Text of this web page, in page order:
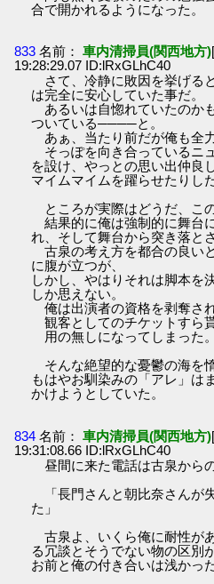
合で開かれるようになった。
833 名前： 車内清掃員(関西地方)
19:28:29.07 ID:lRxGLhC40
さて、冷静に敗因を挙げる
は完全に安心していた事だ。
あるいは自惚れていたのか
ついている────と。
あぁ、当たり前だが俺も全
そっぽを向き合っているニ
を設け、やっとの思い出仲良
マイムマイムを躍らせたりした
ところが実際はどうだ、こ
結果的に俺は強制的に舞台
れ、そして舞台から突き落と
古泉の考え方を都合の良い
に腹が立つが、
しかし、やはりそれは脚本を
しか思えない。
俺は出演者の資格を剥奪され
観客としてのチケットすら
用の無しになってしまった。
そんな絶望的な憂鬱の海を
もはやお馴染みの「アレ」は
かけようとしていた。
834 名前： 車内清掃員(関西地方)
19:31:08.66 ID:lRxGLhC40
昼間に来た電話は古泉から
「長門さんと朝比奈さんが
た」
古泉よ、いくら俺に耐性が
る冗談とそうでない物の区別
お前と俺の付き合いは浅かっ